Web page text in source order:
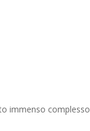
immenso complesso